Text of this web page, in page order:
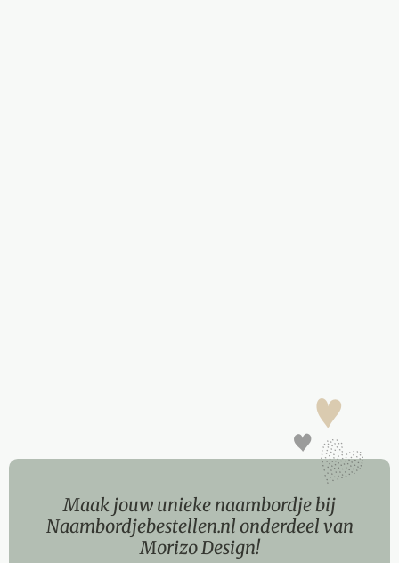
Maak jouw unieke naambordje bij
Naambordjebestellen.nl onderdeel van
Morizo Design!